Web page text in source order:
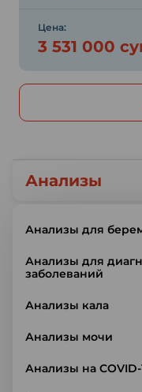
Анализы
Анализы для
Анализы для
заболеваний
Анализы кала
Анализы мочи
Анализы на COVID-
Цена:
3 531 000